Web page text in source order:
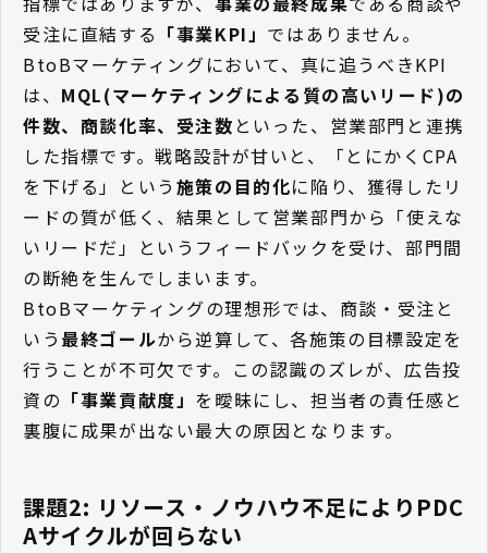
受注に直結する 「事業KPI」 ではありません。
BtoBマーケティングにおいて、真に追うべきKPI
は、 MQL(マーケティングによる質の高いリード)の
件数、商談化率、受注数 といった、営業部門と連携
した指標です。戦略設計が甘いと、「とにかくCPA
を下げる」という 施策の目的化に陥り、獲得したリ
ードの質が低く、結果として営業部門から「使えな
いリードだ」というフィードバックを受け、部門間
の断絶を生んでしまいます。
BtoBマーケティングの理想形では、商談・受注と
いう 最終ゴールから逆算して、各施策の目標設定を
行うことが不可欠です。この認識のズレが、広告投
資の 「事業貢献度」 を曖昧にし、担当者の責任感と
裏腹に成果が出ない最大の原因となります。
課題2: リソース・ノウハウ不足によりPDC
Aサイクルが回らない